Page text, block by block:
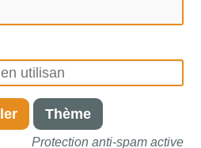
Thème
Protection anti-spam active